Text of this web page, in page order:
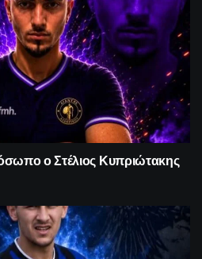
ο Στέλιος Κυπριώτακης